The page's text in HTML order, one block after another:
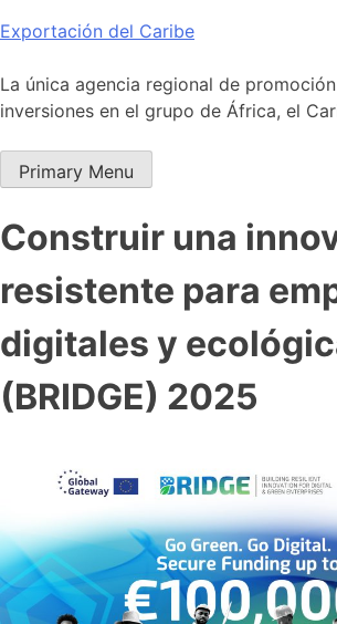
Skip
content
Exportación del Caribe
La única agencia regional de
inversiones en el grupo de África, el
Primary Menu
Construir una
resistente para
digitales y
(BRIDGE) 2025